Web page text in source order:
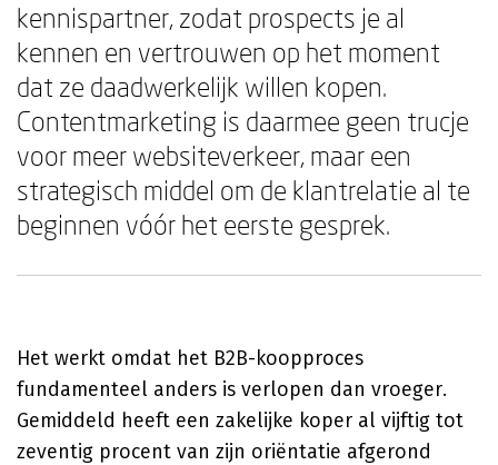
kennispartner, zodat prospects je al
kennen en vertrouwen op het moment
dat ze daadwerkelijk willen kopen.
Contentmarketing is daarmee geen trucje
voor meer websiteverkeer, maar een
strategisch middel om de klantrelatie al te
beginnen vóór het eerste gesprek.
Het werkt omdat het B2B-koopproces
fundamenteel anders is verlopen dan vroeger.
Gemiddeld heeft een zakelijke koper al vijftig tot
zeventig procent van zijn oriëntatie afgerond